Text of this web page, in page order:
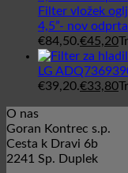
Filter vložek
4,5”- nov
€84,50.€45,20
LG
€39,20.€33,80
O nas
Goran Kontrec s.p.
Cesta k Dravi 6b
2241 Sp. Duplek